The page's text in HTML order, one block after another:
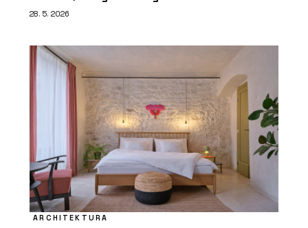
28. 5. 2026
ARCHITEKTURA